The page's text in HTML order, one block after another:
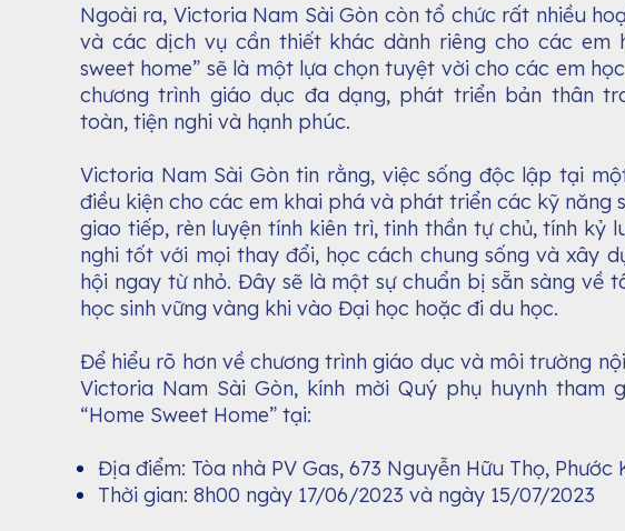
Ngoài ra, Victoria Nam Sài Gòn còn tổ chức rất nhiều
và các dịch vụ cần thiết khác dành riêng cho các em
sweet home” sẽ là một lựa chọn tuyệt vời cho các em
chương trình giáo dục đa dạng, phát triển bản thân
toàn, tiện nghi và hạnh phúc.
Victoria Nam Sài Gòn tin rằng, việc sống độc lập tại
điều kiện cho các em khai phá và phát triển các kỹ năng
giao tiếp, rèn luyện tính kiên trì, tinh thần tự chủ, tính kỷ
nghi tốt với mọi thay đổi, học cách chung sống và xây
hội ngay từ nhỏ. Đây sẽ là một sự chuẩn bị sẵn sàng về
học sinh vững vàng khi vào Đại học hoặc đi du học.
Để hiểu rõ hơn về chương trình giáo dục và môi trường
Victoria Nam Sài Gòn, kính mời Quý phụ huynh tham
“Home Sweet Home” tại:
Địa điểm: Tòa nhà PV Gas, 673 Nguyễn Hữu Thọ, Phước
Thời gian: 8h00 ngày 17/06/2023 và ngày 15/07/2023